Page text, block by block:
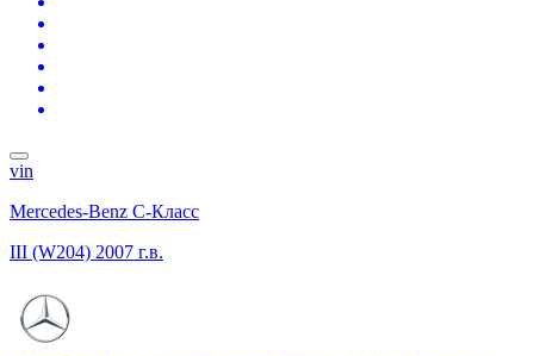
vin
Mercedes-Benz C-Класс
III (W204) 2007 г.в.